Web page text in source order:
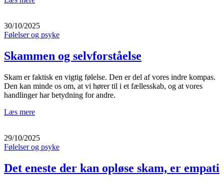
30/10/2025
Følelser og psyke
Skammen og selvforståelse
Skam er faktisk en vigtig følelse. Den er del af vores indre kompas.
Den kan minde os om, at vi hører til i et fællesskab, og at vores
handlinger har betydning for andre.
Læs mere
29/10/2025
Følelser og psyke
Det eneste der kan opløse skam, er empati